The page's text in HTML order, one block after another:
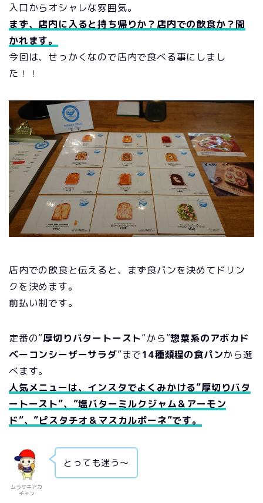
入口からオシャレな雰囲気。
まず、店内に入ると持ち帰りか？店内での飲食か？聞
かれます。
今回は、せっかくなので店内で食べる事にしまし
た！！
店内での飲食と伝えると、まず食パンを決めてドリン
クを決めます。
前払い制です。
定番の”厚切りバタートースト”から”惣菜系のアボカド
ベーコンシーザーサラダ”まで14種類程の食パンから選
べます。
人気メニューは、インスタでよくみかける”厚切りバタ
ートースト”、”塩バターミルクジャム＆アーモン
ド”、”ピスタチオ＆マスカルポーネ”です。
ムラサキアカ
チャン
とっても迷う～